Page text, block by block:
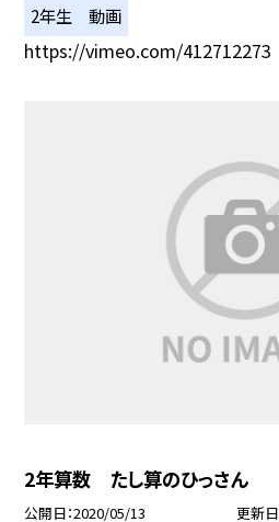
2年生 動画
https://vimeo.com/412712273
2年算数 たし算のひっさん
公開日 2020/05/13 更新日